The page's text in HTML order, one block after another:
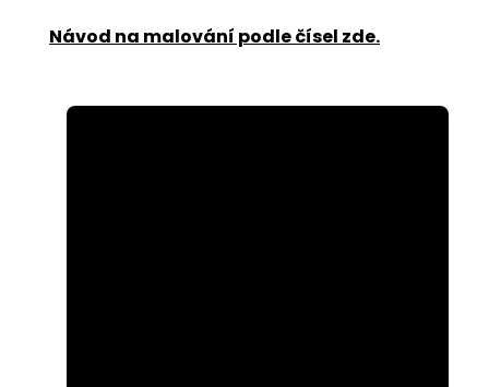
Návod na malování podle čísel zde.